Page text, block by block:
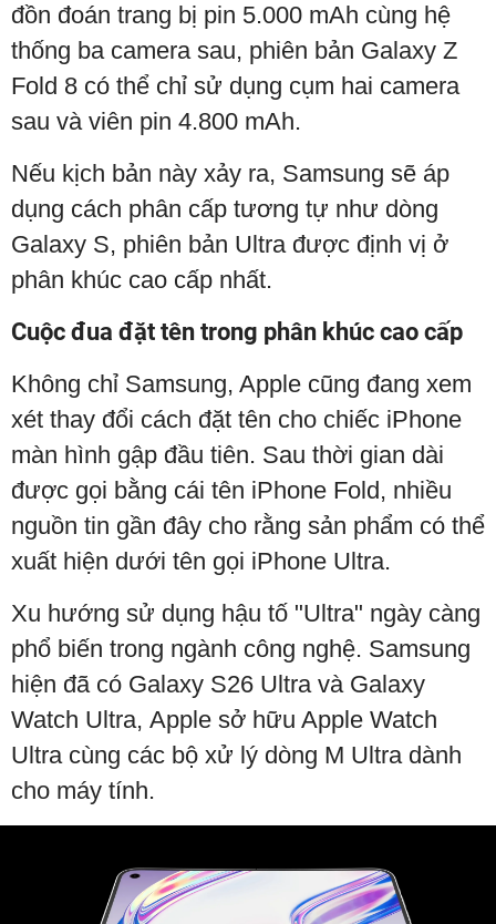
đồn đoán trang bị pin 5.000 mAh cùng hệ
thống ba camera sau, phiên bản Galaxy Z
Fold 8 có thể chỉ sử dụng cụm hai camera
sau và viên pin 4.800 mAh.
Nếu kịch bản này xảy ra, Samsung sẽ áp
dụng cách phân cấp tương tự như dòng
Galaxy S, phiên bản Ultra được định vị ở
phân khúc cao cấp nhất.
Cuộc đua đặt tên trong phân khúc cao cấp
Không chỉ Samsung, Apple cũng đang xem
xét thay đổi cách đặt tên cho chiếc iPhone
màn hình gập đầu tiên. Sau thời gian dài
được gọi bằng cái tên iPhone Fold, nhiều
nguồn tin gần đây cho rằng sản phẩm có thể
xuất hiện dưới tên gọi iPhone Ultra.
Xu hướng sử dụng hậu tố "Ultra" ngày càng
phổ biến trong ngành công nghệ. Samsung
hiện đã có Galaxy S26 Ultra và Galaxy
Watch Ultra, Apple sở hữu Apple Watch
Ultra cùng các bộ xử lý dòng M Ultra dành
cho máy tính.